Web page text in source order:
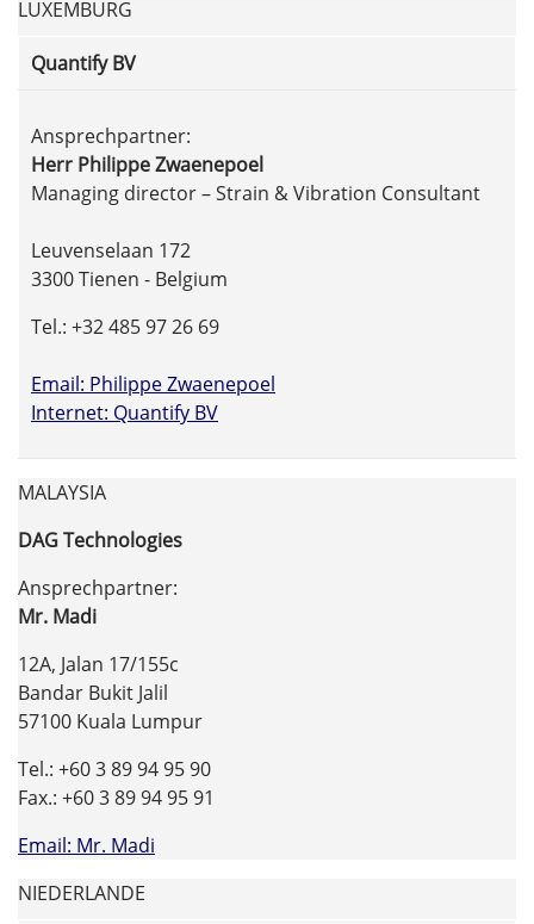
LUXEMBURG
Quantify BV
Ansprechpartner:
Herr Philippe Zwaenepoel
Managing director – Strain & Vibration Consultant
Leuvenselaan 172
3300 Tienen - Belgium
Tel.: +32 485 97 26 69
Email: Philippe Zwaenepoel
Internet: Quantify BV
MALAYSIA
DAG Technologies
Ansprechpartner:
Mr. Madi
12A, Jalan 17/155c
Bandar Bukit Jalil
57100 Kuala Lumpur
Tel.: +60 3 89 94 95 90
Fax.: +60 3 89 94 95 91
Email: Mr. Madi
NIEDERLANDE